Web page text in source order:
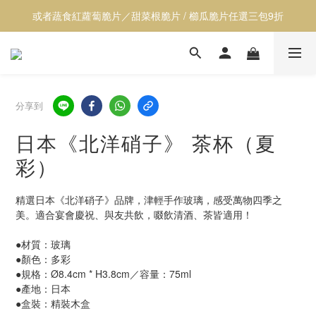
【透心涼】全館居家用品9折
或者蔬食紅蘿蔔脆片／甜菜根脆片 / 櫛瓜脆片任選三包9折
分享到
日本《北洋硝子》 茶杯（夏
彩）
精選日本《北洋硝子》品牌，津輕手作玻璃，感受萬物四季之
美。適合宴會慶祝、與友共飲，啜飲清酒、茶皆適用！
●材質：玻璃
●顏色：多彩
●規格：Ø8.4cm * H3.8cm／容量：75ml
●產地：日本
●盒裝：精裝木盒